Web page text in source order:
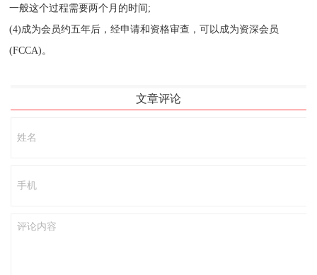
一般这个过程需要两个月的时间;
(4)成为会员约五年后，经申请和资格审查，可以成为资深会员
(FCCA)。
文章评论